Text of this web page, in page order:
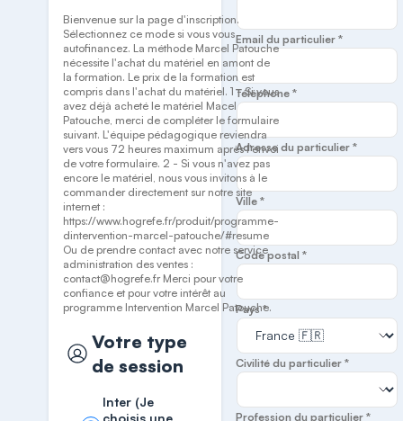
Bienvenue sur la page d'inscription.
Sélectionnez ce mode si vous vous
autofinancez. La méthode Marcel Patouche
nécessite l'achat du matériel en amont de
la formation. Le prix de la formation est
compris dans l'achat du matériel. 1 - Si vous
avez déjà acheté le matériel Macel
Patouche, merci de compléter le formulaire
suivant. L'équipe pédagogique reviendra
vers vous 72 heures maximum après l'envoi
de votre formulaire. 2 - Si vous n'avez pas
encore le matériel, nous vous invitons à le
commander directement sur notre site
internet :
https://www.hogrefe.fr/produit/programme-
dintervention-marcel-patouche/#resume
Ou de prendre contact avec notre service
administration des ventes :
contact@hogrefe.fr Merci pour votre
confiance et pour votre intérêt au
programme Intervention Marcel Patouche.
Votre type
de session
Inter (Je
choisis une
Email du particulier *
Téléphone *
Adresse du particulier *
Ville *
Code postal *
Pays *
Civilité du particulier *
Profession du particulier *